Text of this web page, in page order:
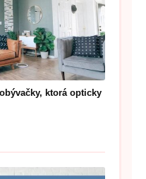
ktorá opticky